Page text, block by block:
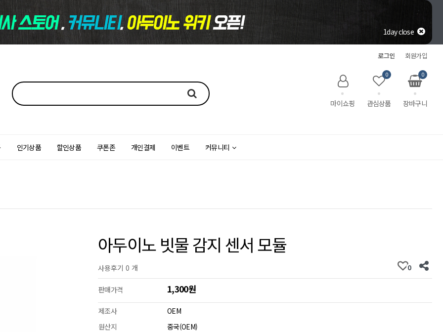
1day close
회원가입
로그인
장바구니
0
관심상품
0
마이쇼핑
인기상품 할인상품 쿠폰존 개인결제 이벤트 커뮤니티
아두이노 빗물 감지 센서 모듈
사용후기 0 개 0
판매가격 1,300원
제조사
OEM
원산지
중국(OEM)